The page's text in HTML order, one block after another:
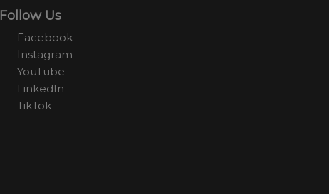
Follow Us
Facebook
Instagram
YouTube
LinkedIn
TikTok